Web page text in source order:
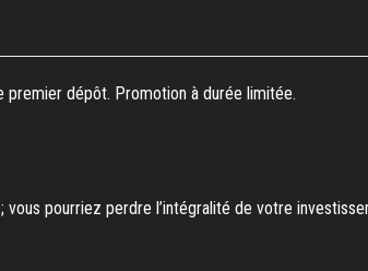
premier dépôt. Promotion à durée limitée.
pourriez perdre l’intégralité de votre